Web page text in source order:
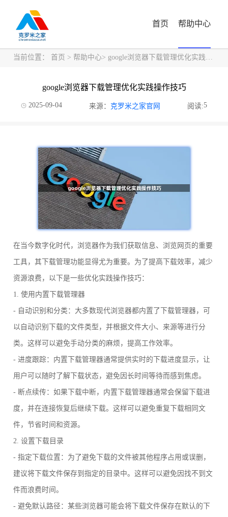
首页 帮助中心
当前位置： 首页 > 帮助中心> google浏览器下载管理优化实践操作技巧
google浏览器下载管理优化实践操作技巧
2025-09-04 来源： 克罗米之家官网 阅读:5
在当今数字化时代，浏览器作为我们获取信息、浏览网页的重要
工具，其下载管理功能显得尤为重要。为了提高下载效率，减少
资源浪费，以下是一些优化实践操作技巧：
1. 使用内置下载管理器
- 自动识别和分类：大多数现代浏览器都内置了下载管理器，可
以自动识别下载的文件类型，并根据文件大小、来源等进行分
类。这样可以避免手动分类的麻烦，提高工作效率。
- 进度跟踪：内置下载管理器通常提供实时的下载进度显示，让
用户可以随时了解下载状态，避免因长时间等待而感到焦虑。
- 断点续传：如果下载中断，内置下载管理器通常会保留下载进
度，并在连接恢复后继续下载。这样可以避免重复下载相同文
件，节省时间和资源。
2. 设置下载目录
- 指定下载位置：为了避免下载的文件被其他程序占用或误删，
建议将下载文件保存到指定的目录中。这样可以避免因找不到文
件而浪费时间。
- 避免默认路径：某些浏览器可能会将下载文件保存在默认的下